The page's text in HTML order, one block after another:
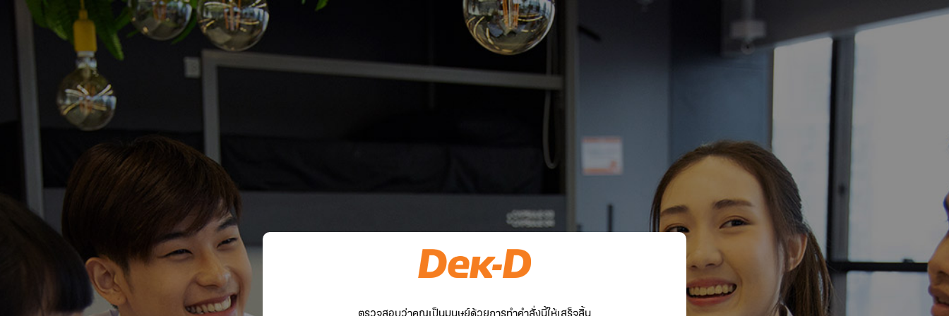
ตรวจสอบว่าคุณเป็นมนุษย์ด้วยการทำคำสั่งนี้ให้เสร็จสิ้น